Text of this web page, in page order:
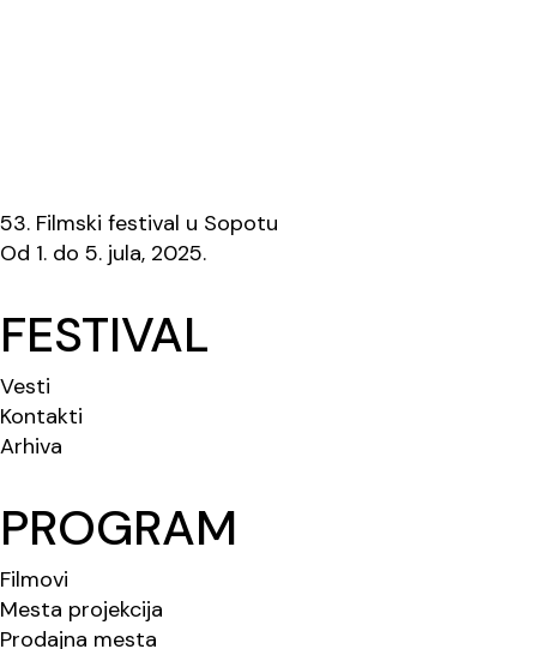
53. Filmski festival u Sopotu
Od 1. do 5. jula, 2025.
FESTIVAL
Vesti
Kontakti
Arhiva
PROGRAM
Filmovi
Mesta projekcija
Prodajna mesta